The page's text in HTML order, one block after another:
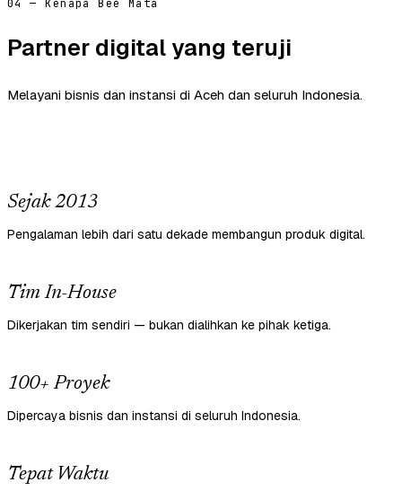
04 — Kenapa Bee Mata
Partner digital yang teruji
Melayani bisnis dan instansi di Aceh dan seluruh Indonesia.
Sejak 2013
Pengalaman lebih dari satu dekade membangun produk digital.
Tim In-House
Dikerjakan tim sendiri — bukan dialihkan ke pihak ketiga.
100+ Proyek
Dipercaya bisnis dan instansi di seluruh Indonesia.
Tepat Waktu